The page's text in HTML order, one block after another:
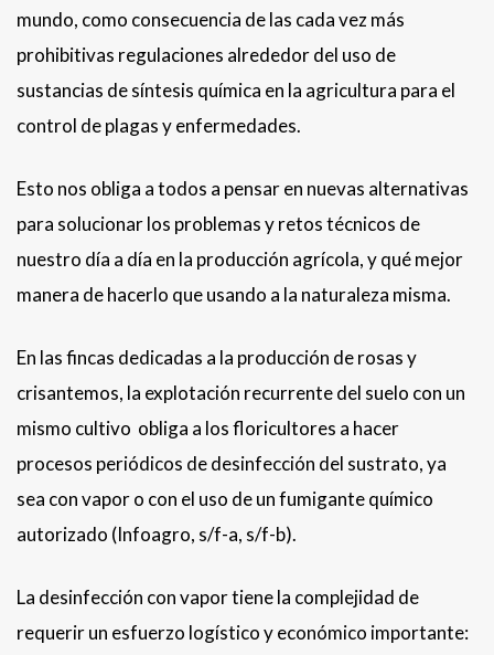
mundo, como consecuencia de las cada vez más
prohibitivas regulaciones alrededor del uso de
sustancias de síntesis química en la agricultura para el
control de plagas y enfermedades.
Esto nos obliga a todos a pensar en nuevas alternativas
para solucionar los problemas y retos técnicos de
nuestro día a día en la producción agrícola, y qué mejor
manera de hacerlo que usando a la naturaleza misma.
En las fincas dedicadas a la producción de rosas y
crisantemos, la explotación recurrente del suelo con un
mismo cultivo obliga a los floricultores a hacer
procesos periódicos de desinfección del sustrato, ya
sea con vapor o con el uso de un fumigante químico
autorizado (Infoagro, s/f-a, s/f-b).
La desinfección con vapor tiene la complejidad de
requerir un esfuerzo logístico y económico importante: